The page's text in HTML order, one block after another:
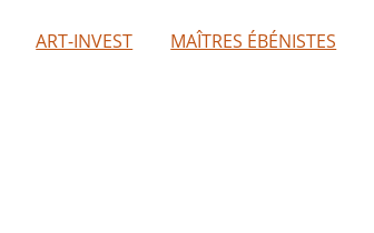
ART-INVEST MAÎTRES ÉBÉNISTES